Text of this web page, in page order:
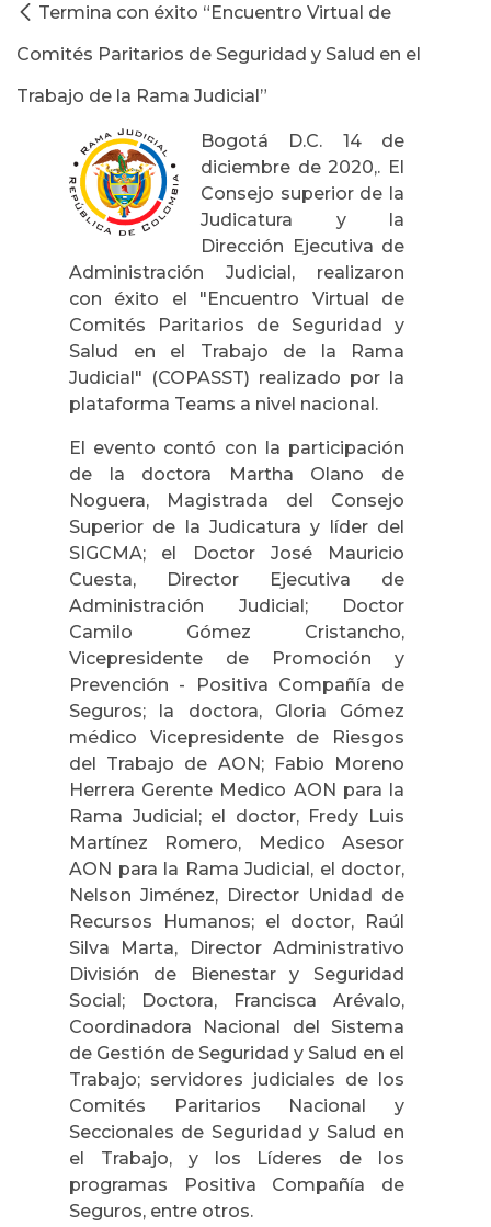
Termina con éxito “Encuentro Virtual de
Comités Paritarios de Seguridad y Salud en el
Trabajo de la Rama Judicial”
Bogotá D.C. 14 de
diciembre de 2020,. El
Consejo superior de la
Judicatura y la
Dirección Ejecutiva de
Administración Judicial, realizaron
con éxito el "Encuentro Virtual de
Comités Paritarios de Seguridad y
Salud en el Trabajo de la Rama
Judicial" (COPASST) realizado por la
plataforma Teams a nivel nacional.
El evento contó con la participación
de la doctora Martha Olano de
Noguera, Magistrada del Consejo
Superior de la Judicatura y líder del
SIGCMA; el Doctor José Mauricio
Cuesta, Director Ejecutiva de
Administración Judicial; Doctor
Camilo Gómez Cristancho,
Vicepresidente de Promoción y
Prevención - Positiva Compañía de
Seguros; la doctora, Gloria Gómez
médico Vicepresidente de Riesgos
del Trabajo de AON; Fabio Moreno
Herrera Gerente Medico AON para la
Rama Judicial; el doctor, Fredy Luis
Martínez Romero, Medico Asesor
AON para la Rama Judicial, el doctor,
Nelson Jiménez, Director Unidad de
Recursos Humanos; el doctor, Raúl
Silva Marta, Director Administrativo
División de Bienestar y Seguridad
Social; Doctora, Francisca Arévalo,
Coordinadora Nacional del Sistema
de Gestión de Seguridad y Salud en el
Trabajo; servidores judiciales de los
Comités Paritarios Nacional y
Seccionales de Seguridad y Salud en
el Trabajo, y los Líderes de los
programas Positiva Compañía de
Seguros, entre otros.